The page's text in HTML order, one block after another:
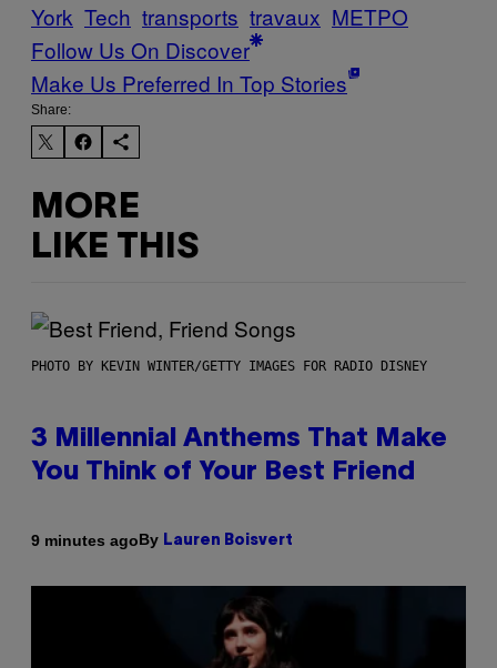
York Tech transports travaux ΜΕΤΡΟ
Follow Us On Discover
Make Us Preferred In Top Stories
Share:
MORE
LIKE THIS
PHOTO BY KEVIN WINTER/GETTY IMAGES FOR RADIO DISNEY
3 Millennial Anthems That Make
You Think of Your Best Friend
9 minutes agoBy Lauren Boisvert